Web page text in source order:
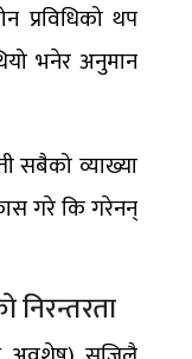
प्रविधिको थप
भनेर अनुमान
सबैको व्याख्या
गरे कि गरेनन्